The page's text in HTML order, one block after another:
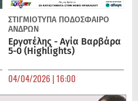
ΣΤΙΓΜΙΟΤΥΠΑ ΠΟΔΌΣΦΑΙΡΟ
ΑΝΔΡΏΝ
Εργοτέλης - Αγία Βαρβάρα
5-0 (Highlights)
04/04/2026 | 16:00